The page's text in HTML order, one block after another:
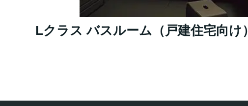
Lクラス バスルーム（戸建住宅向け）